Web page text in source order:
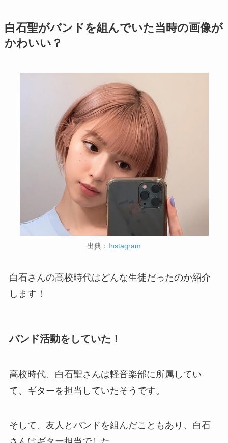
白石聖がバンドを組んでいた当時の画像が
かわいい？
出典： Instagram
白石さんの高校時代はどんな生徒だったのか紹介
します！
バンド活動をしていた！
高校時代、白石聖さんは軽音楽部に所属してい
て、ギターを担当していたそうです。
そして、友人とバンドを組んだこともあり、白石